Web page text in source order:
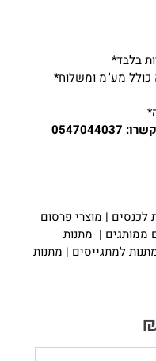
בלבד
כולל מע"מ ומשלוח
0547044037
לכנסים | מוצרי פרסום
ממותגים | מתנות
למתגייסים | מתנות